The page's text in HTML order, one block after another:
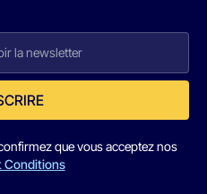
que vous acceptez nos
Conditions